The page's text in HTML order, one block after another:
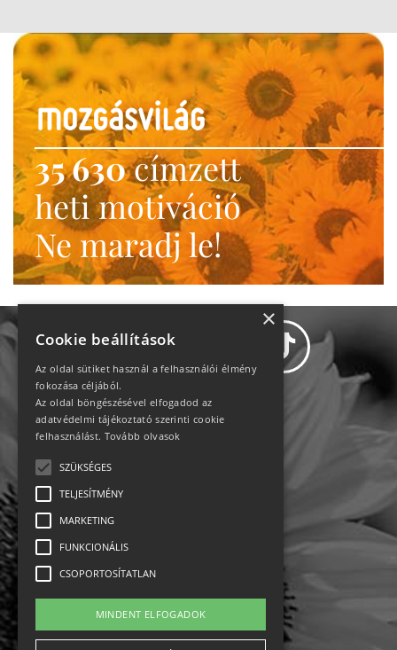
35 630címzett
heti motiváció
Ne maradj le!
Adatvédelem
Impresszum-kapcsolat
English
×
Cookie beállítások
Az oldal sütiket használ a felhasználói élmény
fokozása céljából.
Az oldal böngészésével elfogadod az
adatvédelmi tájékoztató szerinti cookie
felhasználást. Tovább olvasok
SZÜKSÉGES
TELJESÍTMÉNY
MARKETING
FUNKCIONÁLIS
CSOPORTOSÍTATLAN
MINDENT ELFOGADOK